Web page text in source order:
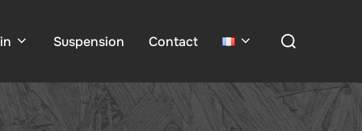
Suspension Contact
Rechercher :